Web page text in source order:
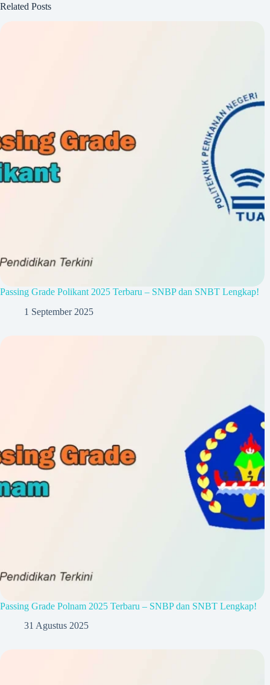
Related Posts
Passing Grade Polikant 2025 Terbaru – SNBP dan SNBT Lengkap!
1 September 2025
Passing Grade Polnam 2025 Terbaru – SNBP dan SNBT Lengkap!
31 Agustus 2025